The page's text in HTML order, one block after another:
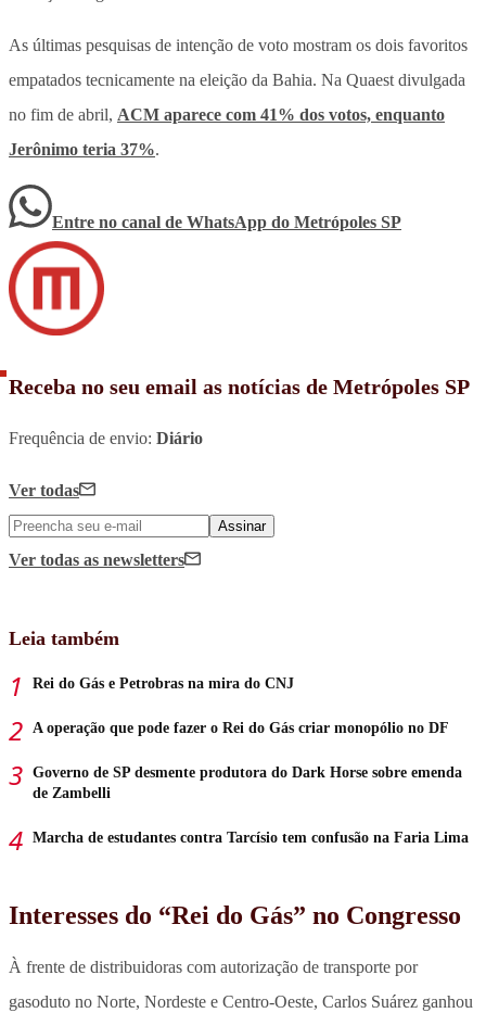
As últimas pesquisas de intenção de voto mostram os dois favoritos
empatados tecnicamente na eleição da Bahia. Na Quaest divulgada
no fim de abril, ACM aparece com 41% dos votos, enquanto
Jerônimo teria 37%.
Entre no canal de WhatsApp do Metrópoles SP
Receba no seu email as notícias de Metrópoles SP
Frequência de envio: Diário
Ver todas
Assinar
Ver todas as newsletters
Leia também
Rei do Gás e Petrobras na mira do CNJ
A operação que pode fazer o Rei do Gás criar monopólio no DF
Governo de SP desmente produtora do Dark Horse sobre emenda
de Zambelli
Marcha de estudantes contra Tarcísio tem confusão na Faria Lima
Interesses do “Rei do Gás” no Congresso
À frente de distribuidoras com autorização de transporte por
gasoduto no Norte, Nordeste e Centro-Oeste, Carlos Suárez ganhou